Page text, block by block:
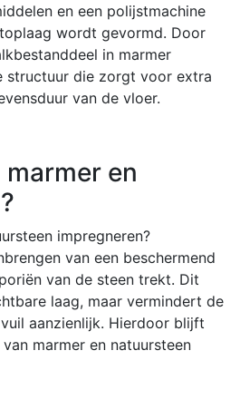
en een polijstmachine
wordt gevormd. Door
in marmer
structuur die zorgt voor extra
van de vloer.
en
impregneren?
van een beschermend
van de steen trekt. Dit
laag, maar vermindert de
aanzienlijk. Hierdoor blijft
marmer en natuursteen